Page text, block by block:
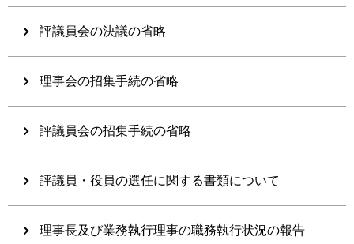
評議員会の決議の省略
理事会の招集手続の省略
評議員会の招集手続の省略
評議員・役員の選任に関する書類について
理事長及び業務執行理事の職務執行状況の報告